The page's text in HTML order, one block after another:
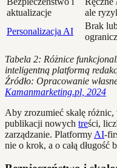
aktualizacje
ale
Personalizacja AI
Brak
Tabela 2: Różnice
inteligentną platformą
Źródło: Opracowanie
Kamanmarketing.pl, 2024
Aby zrozumieć skalę
publikacji nowych treści,
zarządzanie. Platformy AI-
nie o krok, a o całą długość